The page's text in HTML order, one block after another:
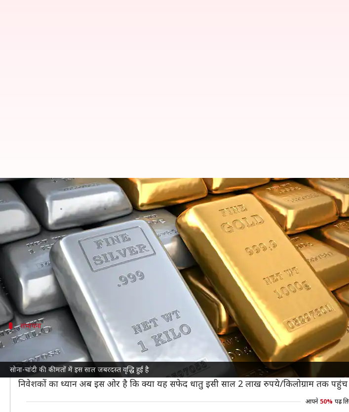
सोना-चांदी की कीमतों में इस साल जबरदस्त वृद्धि हुई है
भारत में इस साल सोने की कीमतें 66 फीसदी बढ़ी, चांदी के
लेखन दिनेश चंद शर्मा Dec 02, 2025 03:05 pm
क्या है खबर?
देश मेंसोना-चांदी की कीमतेंमें इस साल में जबरदस्त बढ़त देखने को मिली है। दिसंबर की
85 फीसदी का उछाल आया है।
अमेरिकी फेडरल रिजर्व की ओर से ब्याज दरों में कटौती की उम्मीदों,डॉलरमें नरमी और भारतीय
संभावना
क्या 2 लाख रुपये तक पहुंचेंगे चांदी के दाम?
मल्टी कमोडिटी एक्सचेंज (MCX) पर मंगलवार को सोना 0.41 फीसदी की गिरावट के साथ
दूसरी तरफ चांदी 0.73 फीसदी की गिरावट के साथ 1.80 लाख रुपये प्रति किलोग्राम पर शुरू हुई,
निवेशकों का ध्यान अब इस ओर है कि क्या यह सफेद धातु इसी साल 2 लाख रुपये/किलोग्राम तक
आपने 50% पढ़